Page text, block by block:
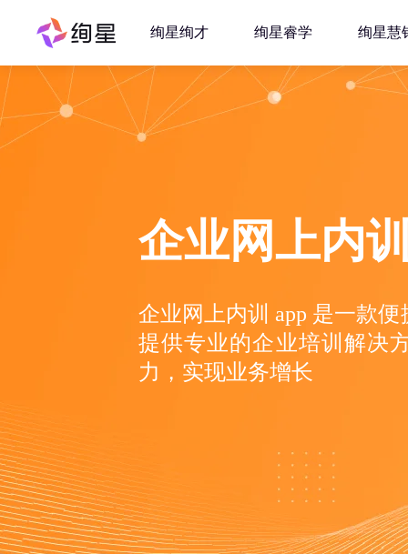
绚星绚才 绚星睿学 绚星慧
企业网上内
企业网上内训 app 是一款
提供专业的企业培训解决
力，实现业务增长